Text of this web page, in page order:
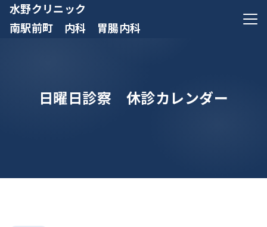
水野クリニック
南駅前町 内科 胃腸内科
メニ
日曜日診察 休診カレンダー